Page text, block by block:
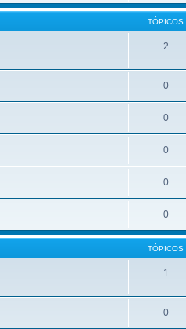
TÓPICOS
2
0
0
0
0
0
TÓPICOS
1
0